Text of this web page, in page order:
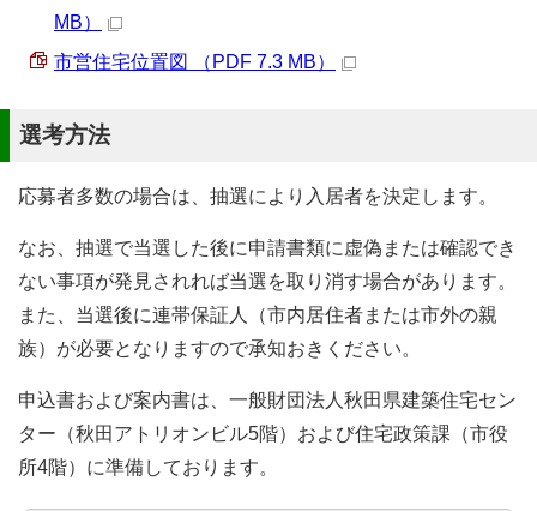
MB）
市営住宅位置図 （PDF 7.3 MB）
選考方法
応募者多数の場合は、抽選により入居者を決定します。
なお、抽選で当選した後に申請書類に虚偽または確認でき
ない事項が発見されれば当選を取り消す場合があります。
また、当選後に連帯保証人（市内居住者または市外の親
族）が必要となりますので承知おきください。
申込書および案内書は、一般財団法人秋田県建築住宅セン
ター（秋田アトリオンビル5階）および住宅政策課（市役
所4階）に準備しております。